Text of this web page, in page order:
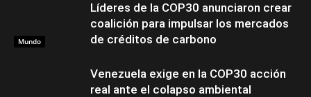
Mundo
Líderes de la COP30 anunciaron crear
coalición para impulsar los mercados
de créditos de carbono
Venezuela exige en la COP30 acción
real ante el colapso ambiental